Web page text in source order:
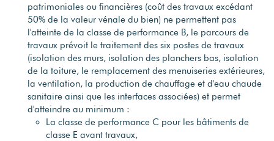
patrimoniales ou financières (coût des travaux excédant
50% de la valeur vénale du bien) ne permettent pas
l'atteinte de la classe de performance B, le parcours de
travaux prévoit le traitement des six postes de travaux
(isolation des murs, isolation des planchers bas, isolation
de la toiture, le remplacement des menuiseries extérieures,
la ventilation, la production de chauffage et d'eau chaude
sanitaire ainsi que les interfaces associées) et permet
d'atteindre au minimum :
La classe de performance C pour les bâtiments de
classe E avant travaux,